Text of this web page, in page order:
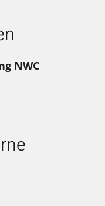
NWC